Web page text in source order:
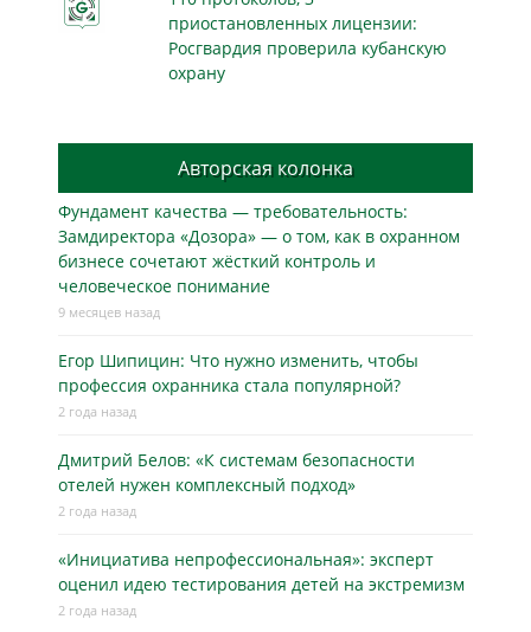
приостановленных лицензии:
Росгвардия проверила кубанскую
охрану
Авторская колонка
Фундамент качества — требовательность:
Замдиректора «Дозора» — о том, как в охранном
бизнесe сочетают жёсткий контроль и
человеческое понимание
9 месяцев назад
Егор Шипицин: Что нужно изменить, чтобы
профессия охранника стала популярной?
2 года назад
Дмитрий Белов: «К системам безопасности
отелей нужен комплексный подход»
2 года назад
«Инициатива непрофессиональная»: эксперт
оценил идею тестирования детей на экстремизм
2 года назад